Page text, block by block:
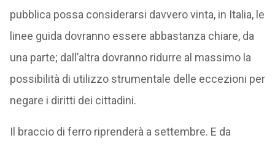
pubblica possa considerarsi davvero vinta, in Italia, le
linee guida dovranno essere abbastanza chiare, da
una parte; dall’altra dovranno ridurre al massimo la
possibilità di utilizzo strumentale delle eccezioni per
negare i diritti dei cittadini.
Il braccio di ferro riprenderà a settembre. E da